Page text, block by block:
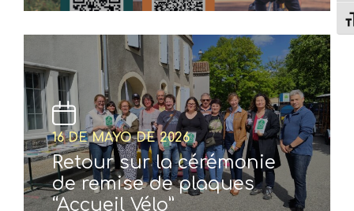
16 DE MAYO DE 2026
Retour sur la cérémonie
de remise de plaques
“Accueil Vélo”